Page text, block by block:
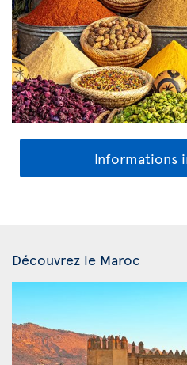
Informations
Découvrez le Maroc